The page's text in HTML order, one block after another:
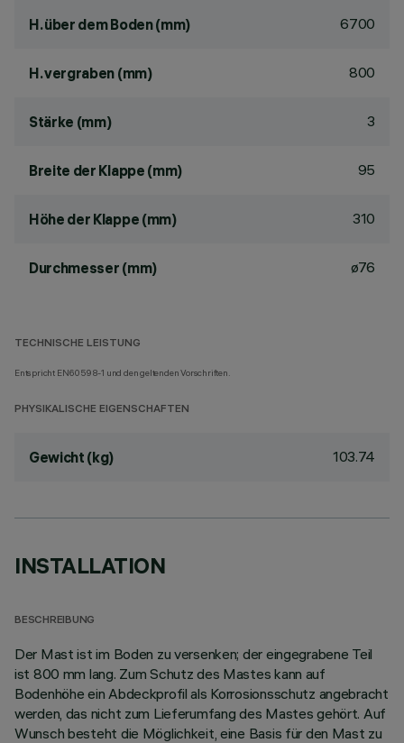
H. über dem Boden (mm) 6700
H. vergraben (mm) 800
Stärke (mm) 3
Breite der Klappe (mm) 95
Höhe der Klappe (mm) 310
Durchmesser (mm) ø76
TECHNISCHE LEISTUNG
Entspricht EN60598-1 und den geltenden Vorschriften.
PHYSIKALISCHE EIGENSCHAFTEN
Gewicht (kg) 103.74
INSTALLATION
BESCHREIBUNG
Der Mast ist im Boden zu versenken; der eingegrabene Teil
ist 800 mm lang. Zum Schutz des Mastes kann auf
Bodenhöhe ein Abdeckprofil als Korrosionsschutz angebracht
werden, das nicht zum Lieferumfang des Mastes gehört. Auf
Wunsch besteht die Möglichkeit, eine Basis für den Mast zu